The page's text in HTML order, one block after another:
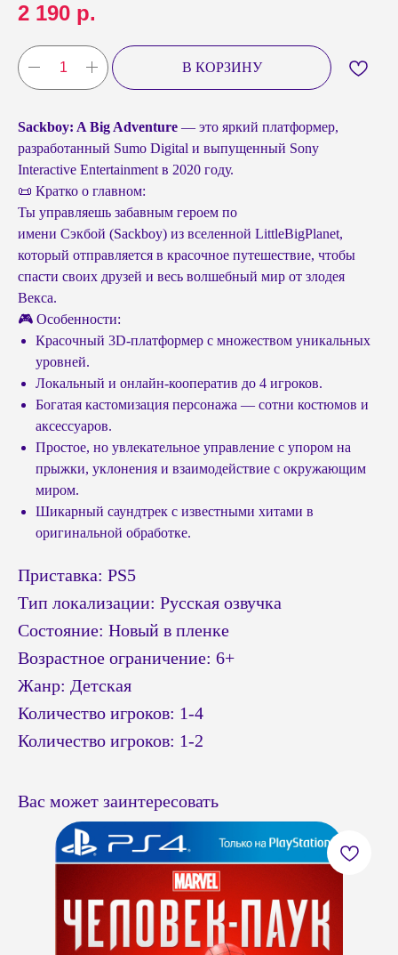
2 190 р.
В КОРЗИНУ
Sackboy: A Big Adventure — это яркий платформер,
разработанный Sumo Digital и выпущенный Sony
Interactive Entertainment в 2020 году.
📜 Кратко о главном:
Ты управляешь забавным героем по
имени Сэкбой (Sackboy) из вселенной LittleBigPlanet,
который отправляется в красочное путешествие, чтобы
спасти своих друзей и весь волшебный мир от злодея
Векса.
🎮 Особенности:
Красочный 3D-платформер с множеством уникальных
уровней.
Локальный и онлайн-кооператив до 4 игроков.
Богатая кастомизация персонажа — сотни костюмов и
аксессуаров.
Простое, но увлекательное управление с упором на
прыжки, уклонения и взаимодействие с окружающим
миром.
Шикарный саундтрек с известными хитами в
оригинальной обработке.
Приставка: PS5
Тип локализации: Русская озвучка
Состояние: Новый в пленке
Возрастное ограничение: 6+
Жанр: Детская
Количество игроков: 1-4
Количество игроков: 1-2
Вас может заинтересовать
© Headshot — 2024. Все права защищены